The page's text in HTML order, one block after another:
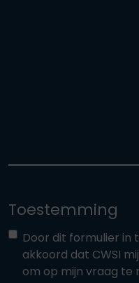
Toestemming
Door dit formulier in
akkoord dat CWSI
om op mijn vraag te